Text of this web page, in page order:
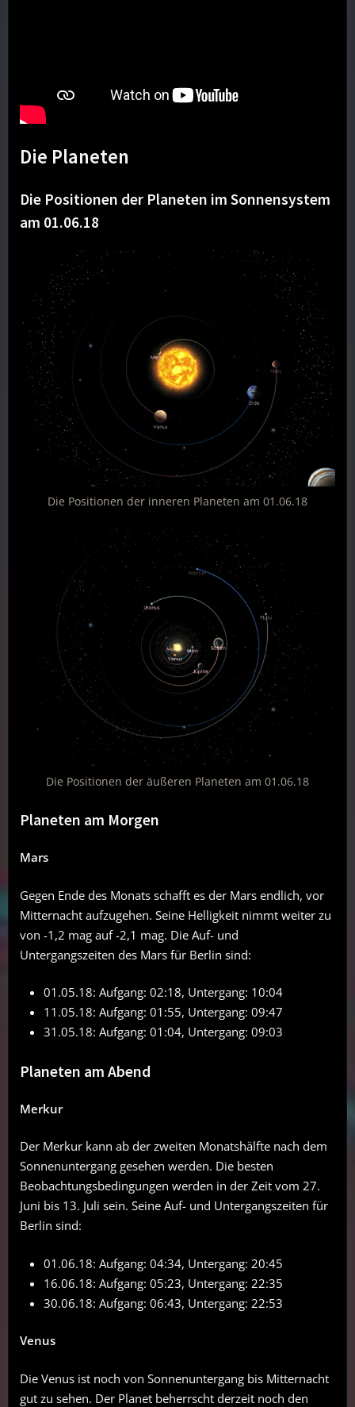
Die Planeten
Die Positionen der Planeten im Sonnensystem
am 01.06.18
Die Positionen der inneren Planeten am 01.06.18
Die Positionen der äußeren Planeten am 01.06.18
Planeten am Morgen
Mars
Gegen Ende des Monats schafft es der Mars endlich, vor
Mitternacht aufzugehen. Seine Helligkeit nimmt weiter zu
von -1,2 mag auf -2,1 mag. Die Auf- und
Untergangszeiten des Mars für Berlin sind:
01.05.18: Aufgang: 02:18, Untergang: 10:04
11.05.18: Aufgang: 01:55, Untergang: 09:47
31.05.18: Aufgang: 01:04, Untergang: 09:03
Planeten am Abend
Merkur
Der Merkur kann ab der zweiten Monatshälfte nach dem
Sonnenuntergang gesehen werden. Die besten
Beobachtungsbedingungen werden in der Zeit vom 27.
Juni bis 13. Juli sein. Seine Auf- und Untergangszeiten für
Berlin sind:
01.06.18: Aufgang: 04:34, Untergang: 20:45
16.06.18: Aufgang: 05:23, Untergang: 22:35
30.06.18: Aufgang: 06:43, Untergang: 22:53
Venus
Die Venus ist noch von Sonnenuntergang bis Mitternacht
gut zu sehen. Der Planet beherrscht derzeit noch den